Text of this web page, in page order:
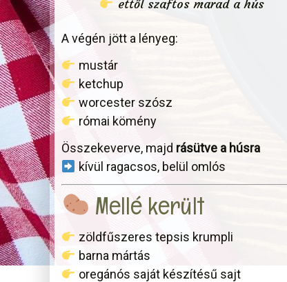
ettől szaftos marad a hús
A végén jött a lényeg:
mustár
ketchup
worcester szósz
római kömény
Összekeverve, majd rásütve a húsra
kívül ragacsos, belül omlós
Mellé került
zöldfűszeres tepsis krumpli
barna mártás
oregánós saját készítésű sajt